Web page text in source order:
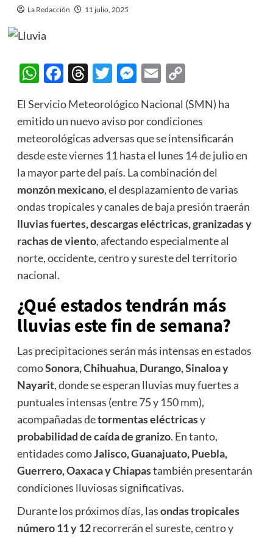
La Redacción 11 julio, 2025
WhatsApp
Facebook
Threads
Twitter
Messenger
EmailCopy
El Servicio Meteorológico Nacional (SMN) ha
emitido un nuevo aviso por condiciones
meteorológicas adversas que se intensificarán
desde este viernes 11 hasta el lunes 14 de julio en
la mayor parte del país. La combinación del
monzón mexicano, el desplazamiento de varias
ondas tropicales y canales de baja presión traerán
lluvias fuertes, descargas eléctricas, granizadas y
rachas de viento, afectando especialmente al
norte, occidente, centro y sureste del territorio
nacional.
¿Qué estados tendrán más
lluvias este fin de semana?
Las precipitaciones serán más intensas en estados
comoSonora, Chihuahua, Durango, Sinaloa y
Nayarit, donde se esperan lluvias muy fuertes a
puntuales intensas (entre 75 y 150 mm),
acompañadas detormentas eléctricasy
probabilidad de caída de granizo. En tanto,
entidades comoJalisco, Guanajuato, Puebla,
Guerrero, Oaxaca y Chiapastambién presentarán
condiciones lluviosas significativas.
Durante los próximos días, lasondas tropicales
número 11 y 12recorrerán el sureste, centro y